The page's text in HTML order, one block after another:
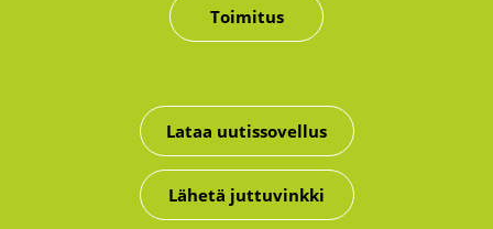
Toimitus
Lataa uutissovellus
Lähetä juttuvinkki